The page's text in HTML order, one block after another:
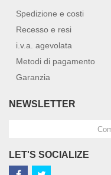
Spedizione e costi
Recesso e resi
i.v.a. agevolata
Metodi di pagamento
Garanzia
NEWSLETTER
LET'S SOCIALIZE